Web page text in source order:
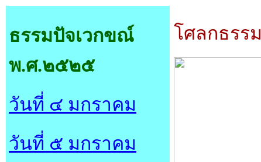
ธรรมปัจเวกขณ์
พ.ศ.๒๕๒๕
วันที่ ๔ มกราคม
วันที่ ๕ มกราคม
โศลกธรรม